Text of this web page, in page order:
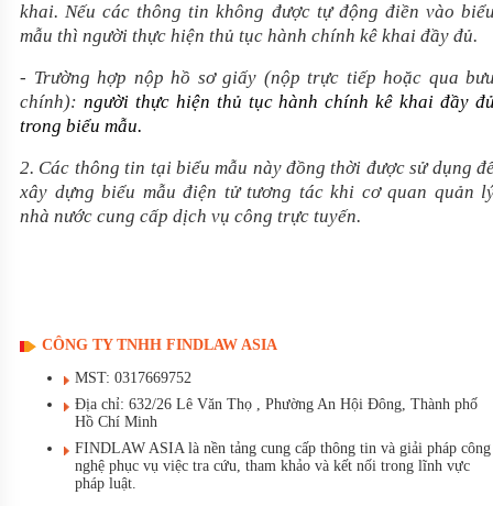
khai. Nếu các thông tin không được tự động điền vào
mẫu thì người thực hiện thủ tục hành chính kê khai đầy đủ.
- Trường hợp nộp hồ sơ giấy (nộp trực tiếp hoặc qua
chính): người thực hiện thủ tục hành chính kê khai đầy
trong biểu mẫu.
2. Các thông tin tại biểu mẫu này đồng thời được sử dụng
xây dựng biểu mẫu điện tử tương tác khi cơ quan quản
nhà nước cung cấp dịch vụ công trực tuyến.
CÔNG TY TNHH FINDLAW ASIA
MST: 0317669752
Địa chỉ: 632/26 Lê Văn Thọ , Phường An Hội Đông, Thành phố
Hồ Chí Minh
FINDLAW ASIA là nền tảng cung cấp thông tin và giải pháp công
nghệ phục vụ việc tra cứu, tham khảo và kết nối trong lĩnh vực
pháp luật.